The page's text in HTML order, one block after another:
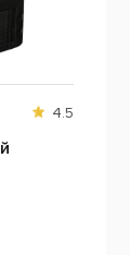
4.5